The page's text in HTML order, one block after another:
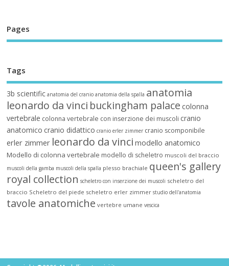
Pages
Tags
3b scientific anatomia del cranio anatomia della spalla anatomia
leonardo da vinci buckingham palace colonna
vertebrale colonna vertebrale con inserzione dei muscoli cranio
anatomico cranio didattico cranio erler zimmer cranio scomponibile
erler zimmer leonardo da vinci modello anatomico
Modello di colonna vertebrale modello di scheletro muscoli del braccio
muscoli della gamba muscoli della spalla plesso brachiale queen's gallery
royal collection scheletro con inserzione dei muscoli scheletro del
braccio Scheletro del piede scheletro erler zimmer studio dell'anatomia
tavole anatomiche vertebre umane vescica